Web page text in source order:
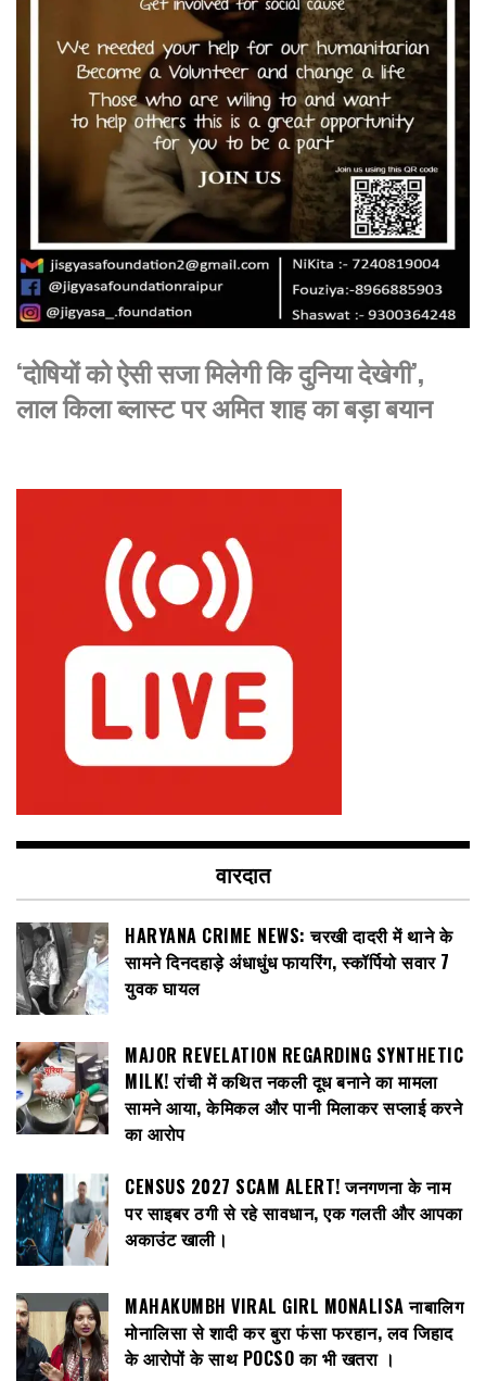
‘दोषियों को ऐसी सजा मिलेगी कि दुनिया देखेगी’,
लाल किला ब्लास्ट पर अमित शाह का बड़ा बयान
वारदात
HARYANA CRIME NEWS: चरखी दादरी में थाने के
सामने दिनदहाड़े अंधाधुंध फायरिंग, स्कॉर्पियो सवार 7
युवक घायल
MAJOR REVELATION REGARDING SYNTHETIC
MILK! रांची में कथित नकली दूध बनाने का मामला
सामने आया, केमिकल और पानी मिलाकर सप्लाई करने
का आरोप
CENSUS 2027 SCAM ALERT! जनगणना के नाम
पर साइबर ठगी से रहे सावधान, एक गलती और आपका
अकाउंट खाली।
MAHAKUMBH VIRAL GIRL MONALISA नाबालिग
मोनालिसा से शादी कर बुरा फंसा फरहान, लव जिहाद
के आरोपों के साथ POCSO का भी खतरा ।